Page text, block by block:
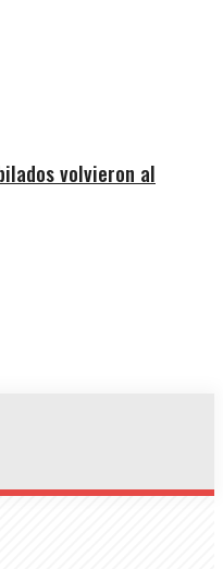
volvieron al